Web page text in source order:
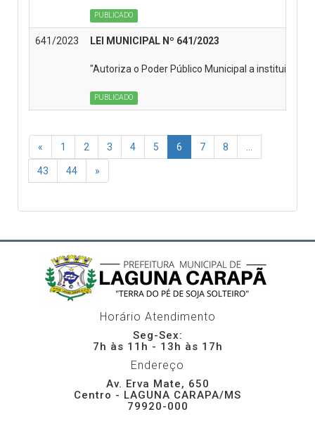
PUBLICADO
641/2023 LEI MUNICIPAL Nº 641/2023
"Autoriza o Poder Público Municipal a instituir
PUBLICADO
« 1 2 3 4 5 6 7 8
43 44 »
Horário Atendimento
Seg-Sex:
7h às 11h - 13h às 17h
Endereço
Av. Erva Mate, 650
Centro - LAGUNA CARAPA/MS
79920-000